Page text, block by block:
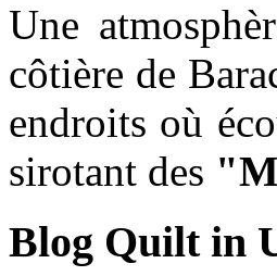
Une
côtière de
endroits où
sirotant des
Blog Quilt in